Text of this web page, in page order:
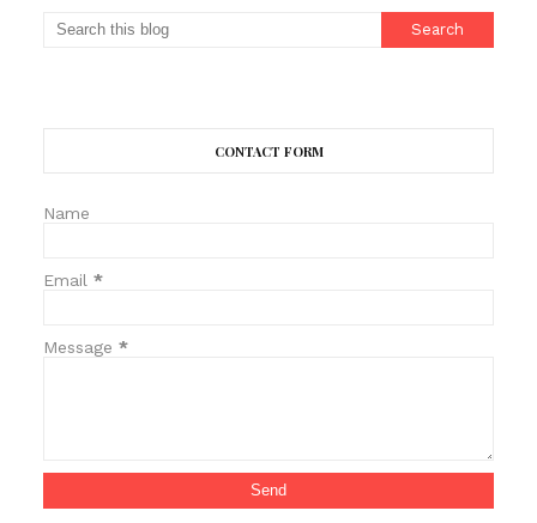
CONTACT FORM
Name
Email *
Message *